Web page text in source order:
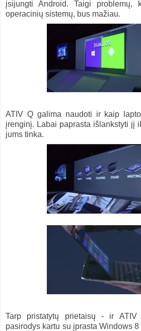
įsijungti Android. Taigi problemų,
operacinių sistemų, bus mažiau.
ATIV Q galima naudoti ir kaip
įrenginį. Labai paprasta išlankstyti jį
jums tinka.
Tarp pristatytų prietaisų - ir
pasirodys kartu su įprasta Windows